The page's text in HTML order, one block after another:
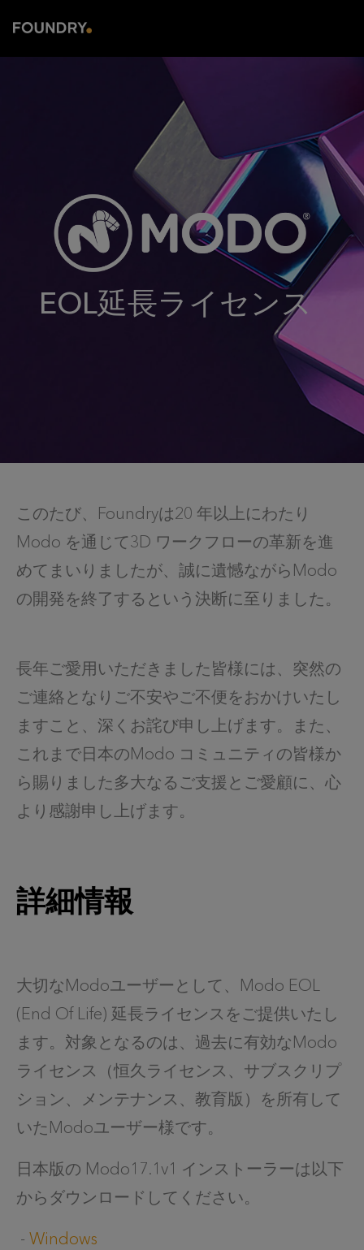
EOL延長ライセンス
このたび、Foundryは20 年以上にわたり
Modo を通じて3D ワークフローの革新を進
めてまいりましたが、誠に遺憾ながらModo
の開発を終了するという決断に至りました。
長年ご愛用いただきました皆様には、突然の
ご連絡となりご不安やご不便をおかけいたし
ますこと、深くお詫び申し上げます。また、
これまで日本のModo コミュニティの皆様か
ら賜りました多大なるご支援とご愛顧に、心
より感謝申し上げます。
詳細情報
大切なModoユーザーとして、Modo EOL
(End Of Life) 延長ライセンスをご提供いたし
ます。対象となるのは、過去に有効なModo
ライセンス（恒久ライセンス、サブスクリプ
ション、メンテナンス、教育版）を所有して
いたModoユーザー様です。
日本版の Modo17.1v1 インストーラーは以下
からダウンロードしてください。
- Windows